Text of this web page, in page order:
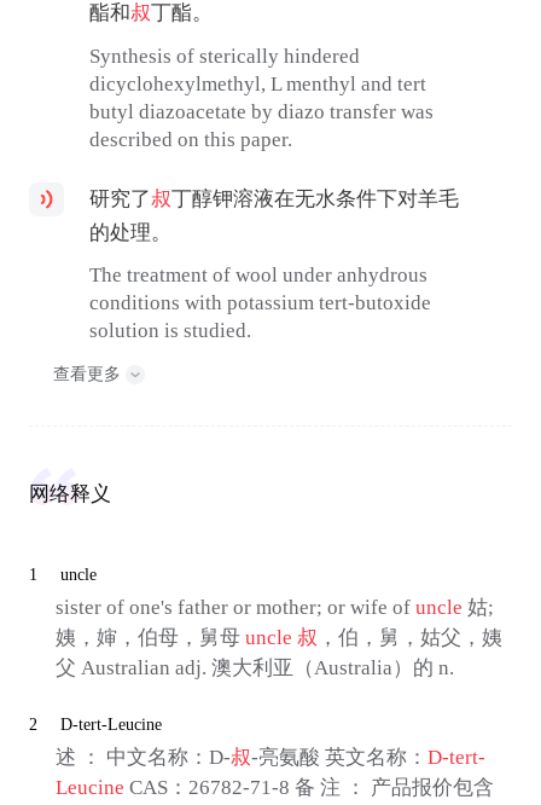
酯和叔丁酯。
Synthesis of sterically hindered
dicyclohexylmethyl, L menthyl and tert
butyl diazoacetate by diazo transfer was
described on this paper.
研究了叔丁醇钾溶液在无水条件下对羊毛
的处理。
The treatment of wool under anhydrous
conditions with potassium tert-butoxide
solution is studied.
查看更多
网络释义
1 uncle
sister of one's father or mother; or wife of uncle 姑;
姨，婶，伯母，舅母 uncle 叔 ，伯，舅，姑父，姨
父 Australian adj. 澳大利亚（Australia）的 n.
2 D-tert-Leucine
述 ： 中文名称：D-叔-亮氨酸 英文名称： D-tert-
Leucine CAS：26782-71-8 备 注 ： 产品报价包含